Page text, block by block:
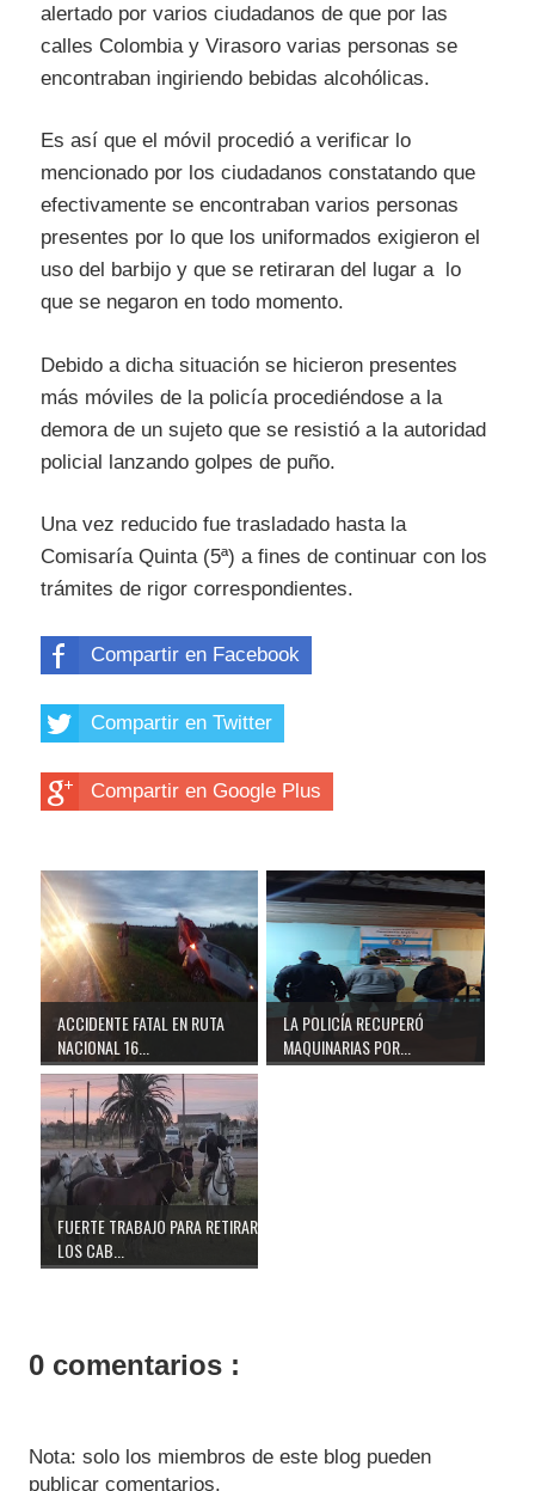
alertado por varios ciudadanos de que por las
calles Colombia y Virasoro varias personas se
encontraban ingiriendo bebidas alcohólicas.
Es así que el móvil procedió a verificar lo
mencionado por los ciudadanos constatando que
efectivamente se encontraban varios personas
presentes por lo que los uniformados exigieron el
uso del barbijo y que se retiraran del lugar a lo
que se negaron en todo momento.
Debido a dicha situación se hicieron presentes
más móviles de la policía procediéndose a la
demora de un sujeto que se resistió a la autoridad
policial lanzando golpes de puño.
Una vez reducido fue trasladado hasta la
Comisaría Quinta (5ª) a fines de continuar con los
trámites de rigor correspondientes.
Compartir en Facebook
Compartir en Twitter
Compartir en Google Plus
ACCIDENTE FATAL EN RUTA
NACIONAL 16...
LA POLICÍA RECUPERÓ
MAQUINARIAS POR...
FUERTE TRABAJO PARA RETIRAR
LOS CAB...
0 comentarios :
Nota: solo los miembros de este blog pueden
publicar comentarios.